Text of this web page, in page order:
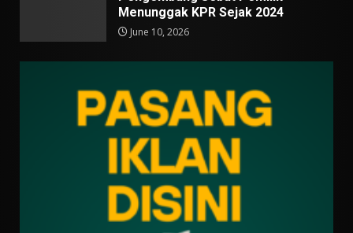
Menunggak KPR Sejak 2024
June 10, 2026